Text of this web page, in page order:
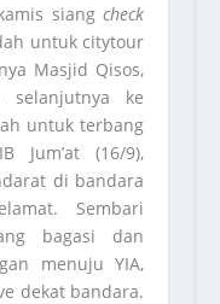
siangcheck
untuk citytour
Masjid Qisos,
selanjutnya ke
untuk terbang
Jum’at (16/9),
di bandara
Sembari
bagasi dan
menuju YIA,
dekat bandara.